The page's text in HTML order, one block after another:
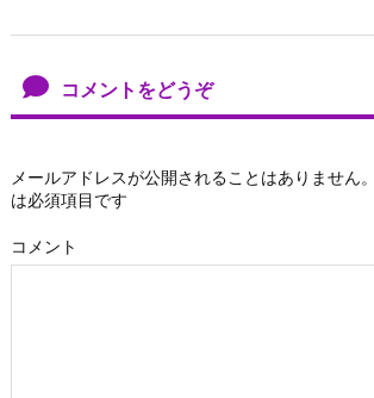
コメントをどうぞ
メールアドレスが公開されることはありません。
は必須項目です
コメント